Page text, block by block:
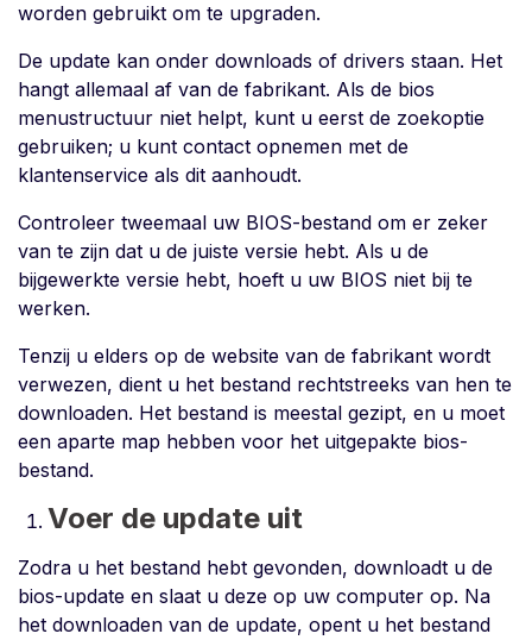
worden gebruikt om te upgraden.
De update kan onder downloads of drivers staan. Het
hangt allemaal af van de fabrikant. Als de bios
menustructuur niet helpt, kunt u eerst de zoekoptie
gebruiken; u kunt contact opnemen met de
klantenservice als dit aanhoudt.
Controleer tweemaal uw BIOS-bestand om er zeker
van te zijn dat u de juiste versie hebt. Als u de
bijgewerkte versie hebt, hoeft u uw BIOS niet bij te
werken.
Tenzij u elders op de website van de fabrikant wordt
verwezen, dient u het bestand rechtstreeks van hen te
downloaden. Het bestand is meestal gezipt, en u moet
een aparte map hebben voor het uitgepakte bios-
bestand.
Voer de update uit
Zodra u het bestand hebt gevonden, downloadt u de
bios-update en slaat u deze op uw computer op. Na
het downloaden van de update, opent u het bestand